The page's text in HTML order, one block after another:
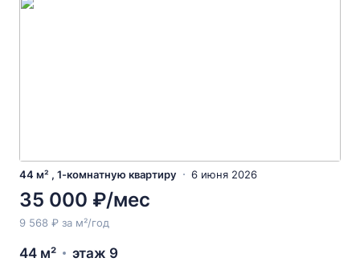
44 м² , 1-комнатную квартиру 6 июня 2026
35 000 ₽/мес
9 568 ₽ за м²/год
44 м² этаж 9